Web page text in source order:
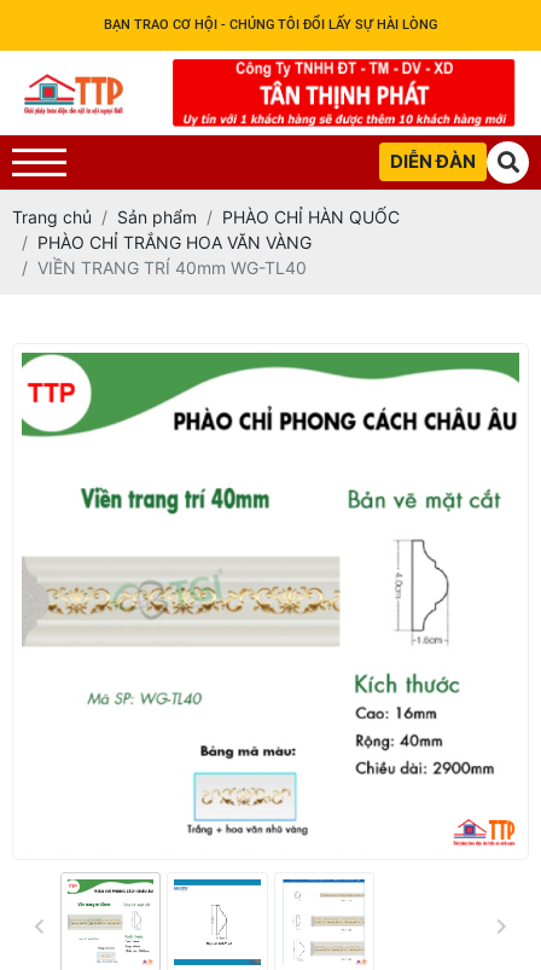
BẠN TRAO CƠ HỘI - CHÚNG TÔI ĐỔI LẤY SỰ HÀI LÒNG
DIỄN ĐÀN
Trang chủ Sản phẩm
PHÀO CHỈ HÀN QUỐC
PHÀO CHỈ TRẮNG HOA VĂN VÀNG
VIỀN TRANG TRÍ 40mm WG-TL40